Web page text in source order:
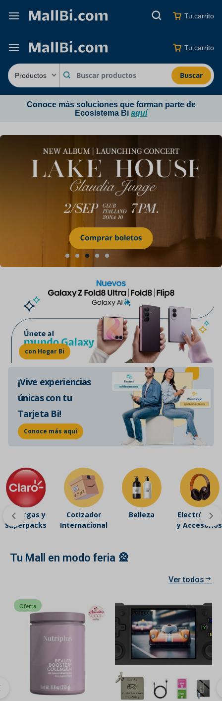
Tu carrito
Buscar
Tu carrito
Conoce más soluciones que forman parte de
Ecosistema Bi aquí
con Hogar Bi
¡Vive experiencias
únicas con tu
Tarjeta Bi!
Conoce más aquí
Recargas y
Superpacks
Cotizador
Internacional
Belleza
Electrónicos
y Accesorios
Tu Mall en modo feria 🎡
Ver todos
Oferta